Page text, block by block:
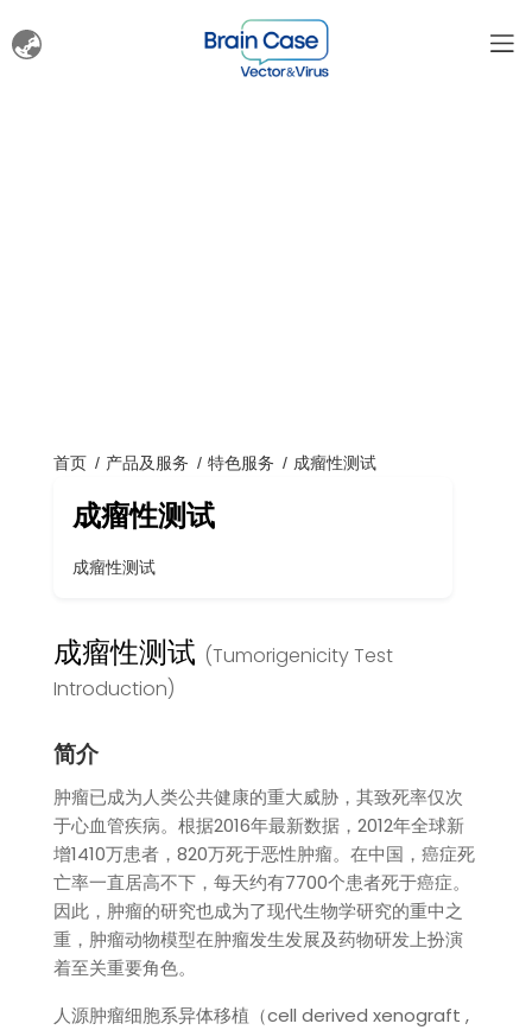
首页 产品及服务 特色服务 成瘤性测试
成瘤性测试
成瘤性测试
成瘤性测试 (Tumorigenicity Test
Introduction)
简介
肿瘤已成为人类公共健康的重大威胁，其致死率仅次
于心血管疾病。根据2016年最新数据，2012年全球新
增1410万患者，820万死于恶性肿瘤。在中国，癌症死
亡率一直居高不下，每天约有7700个患者死于癌症。
因此，肿瘤的研究也成为了现代生物学研究的重中之
重，肿瘤动物模型在肿瘤发生发展及药物研发上扮演
着至关重要角色。
人源肿瘤细胞系异体移植（cell derived xenograft ,